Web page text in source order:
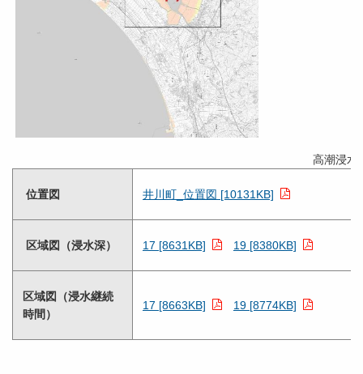
高潮浸水
位置図 井川町_位置図 [10131KB]
区域図（浸水深） 17 [8631KB] 19 [8380KB]
区域図（浸水継続
時間）
17 [8663KB] 19 [8774KB]